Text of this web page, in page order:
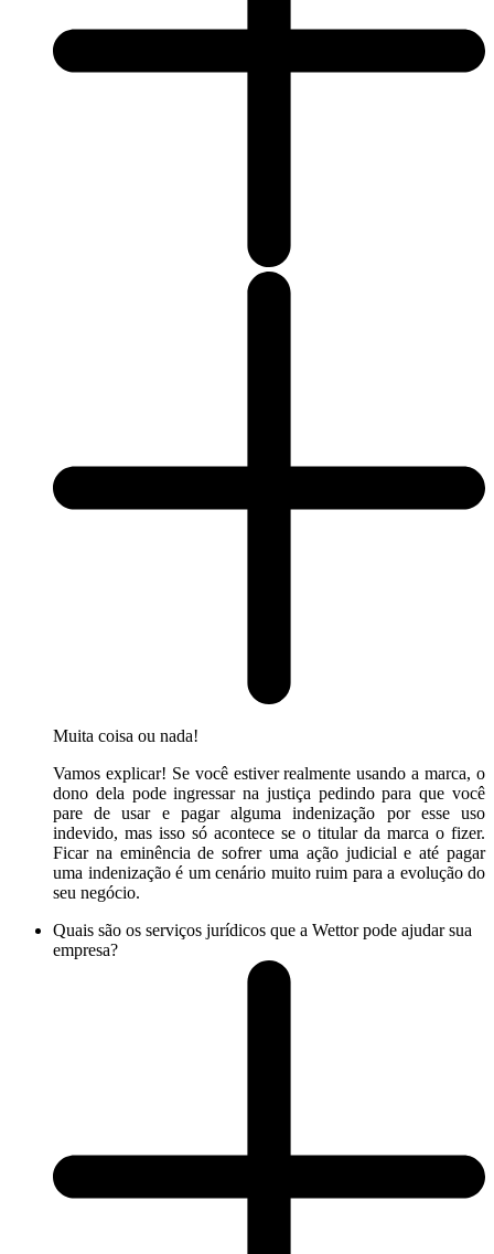
Muita coisa ou nada!
Vamos explicar! Se você estiver realmente usando a marca, o
dono dela pode ingressar na justiça pedindo para que você
pare de usar e pagar alguma indenização por esse uso
indevido, mas isso só acontece se o titular da marca o fizer.
Ficar na eminência de sofrer uma ação judicial e até pagar
uma indenização é um cenário muito ruim para a evolução do
seu negócio.
Quais são os serviços jurídicos que a Wettor pode ajudar sua
empresa?